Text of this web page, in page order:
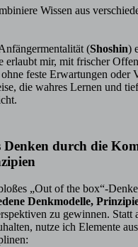
Wissen aus
(Shoshin)
erlaubt mir, mit frischer
feste Erwartungen oder
die wahres Lernen und
Denken durch die
„Out of the box“-
Denkmodelle,
zu gewinnen. Statt
nutze ich Elemente aus